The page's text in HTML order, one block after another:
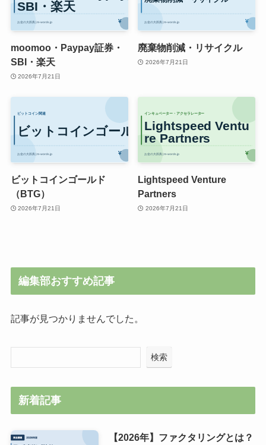
moomoo・Paypay証券・
SBI・楽天
2026年7月21日
廃棄物削減・リサイクル
2026年7月21日
ビットコインゴールド
（BTG）
2026年7月21日
Lightspeed Venture
Partners
2026年7月21日
編集部おすすめ記事
記事が見つかりませんでした。
検索
新着記事
【2026年】ファクタリングとは？